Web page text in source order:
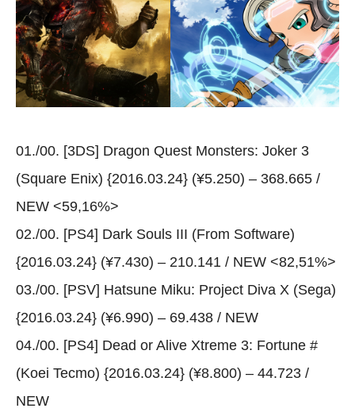
01./00. [3DS] Dragon Quest Monsters: Joker 3
(Square Enix) {2016.03.24} (¥5.250) – 368.665 /
NEW <59,16%>
02./00. [PS4] Dark Souls III (From Software)
{2016.03.24} (¥7.430) – 210.141 / NEW <82,51%>
03./00. [PSV] Hatsune Miku: Project Diva X (Sega)
{2016.03.24} (¥6.990) – 69.438 / NEW
04./00. [PS4] Dead or Alive Xtreme 3: Fortune #
(Koei Tecmo) {2016.03.24} (¥8.800) – 44.723 /
NEW